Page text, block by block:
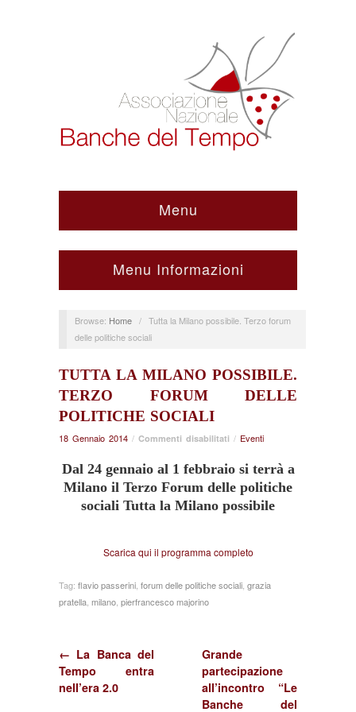
Menu
Menu Informazioni
Browse: Home / Tutta la Milano possibile. Terzo forum
delle politiche sociali
TUTTA LA MILANO POSSIBILE.
TERZO FORUM DELLE
POLITICHE SOCIALI
18 Gennaio 2014 / Commenti disabilitati su
la
Milano
possibile.
Terzo
politiche
/ Eventi
Dal 24 gennaio al 1 febbraio si terrà a
Milano il Terzo Forum delle politiche
sociali Tutta la Milano possibile
Scarica qui il programma completo
Tag: flavio passerini, forum delle politiche sociali, grazia
pratella, milano, pierfrancesco majorino
← La Banca del
Tempo entra
nell’era 2.0
Grande
partecipazione
all’incontro “Le
Banche del